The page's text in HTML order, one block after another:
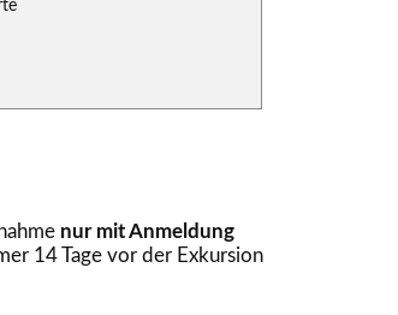
nur mit Anmeldung
14 Tage vor der Exkursion